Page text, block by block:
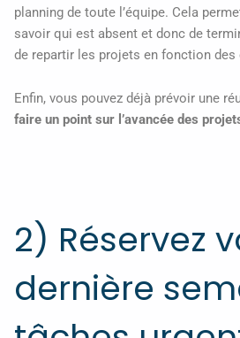
planning de toute l’équipe. Cela
savoir qui est absent et donc de
de repartir les projets en fonction des
Enfin, vous pouvez déjà prévoir une
faire un point sur l’avancée des
2) Réservez
dernière